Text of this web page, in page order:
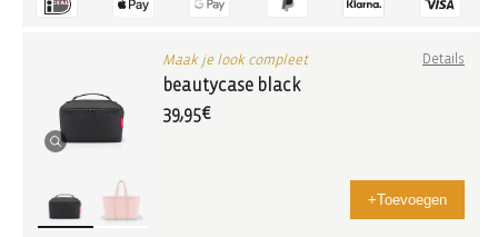
Maak je look compleet Details
beautycase black
39,95€
+Toevoegen